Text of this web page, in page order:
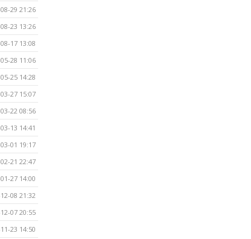
29 21:26
23 13:26
17 13:08
28 11:06
25 14:28
27 15:07
22 08:56
13 14:41
01 19:17
21 22:47
27 14:00
08 21:32
07 20:55
23 14:50